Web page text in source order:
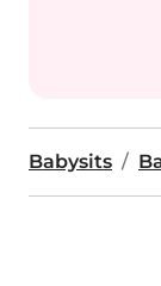
Babysits